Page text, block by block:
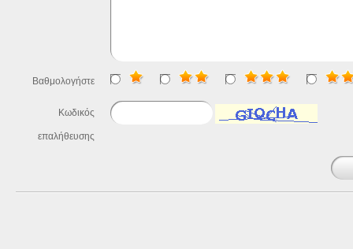
Βαθμολογήστε
Κωδικός
επαλήθευσης